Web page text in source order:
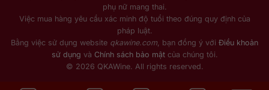
phụ nữ mang thai.
Việc mua hàng yêu cầu xác minh độ tuổi theo đúng quy định của
pháp luật.
Bằng việc sử dụng website qkawine.com , bạn đồng ý với Điều khoản
sử dụng và Chính sách bảo mậtcủa chúng tôi.
© 2026 QKAWine. All rights reserved.